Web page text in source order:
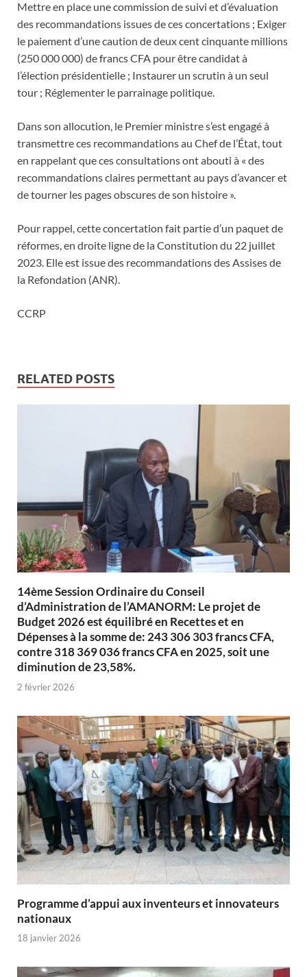
Mettre en place une commission de suivi et d’évaluation
des recommandations issues de ces concertations ; Exiger
le paiement d’une caution de deux cent cinquante millions
(250 000 000) de francs CFA pour être candidat à
l’élection présidentielle ; Instaurer un scrutin à un seul
tour ; Réglementer le parrainage politique.
Dans son allocution, le Premier ministre s’est engagé à
transmettre ces recommandations au Chef de l’État, tout
en rappelant que ces consultations ont abouti à « des
recommandations claires permettant au pays d’avancer et
de tourner les pages obscures de son histoire ».
Pour rappel, cette concertation fait partie d’un paquet de
réformes, en droite ligne de la Constitution du 22 juillet
2023. Elle est issue des recommandations des Assises de
la Refondation (ANR).
CCRP
RELATED POSTS
14ème Session Ordinaire du Conseil
d’Administration de l’AMANORM: Le projet de
Budget 2026 est équilibré en Recettes et en
Dépenses à la somme de: 243 306 303 francs CFA,
contre 318 369 036 francs CFA en 2025, soit une
diminution de 23,58%.
2 février 2026
Programme d’appui aux inventeurs et innovateurs
nationaux
18 janvier 2026